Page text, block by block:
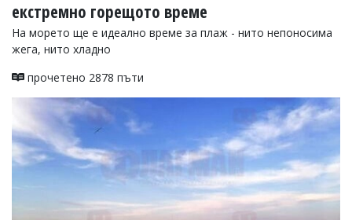
екстремно горещото време
На морето ще е идеално време за плаж - нито непоносима
жега, нито хладно
прочетено 2878 пъти